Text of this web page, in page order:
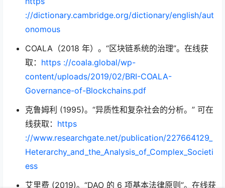
://dictionary.cambridge.org/dictionary/english/aut
onomous
COALA（2018 年）。“区块链系统的治理”。在线获
取： https ://coala.global/wp-
content/uploads/2019/02/BRI-COALA-
Governance-of-Blockchains.pdf
克鲁姆利 (1995)。“异质性和复杂社会的分析。” 可在
线获取： https
://www.researchgate.net/publication/227664129_
Heterarchy_and_the_Analysis_of_Complex_Societi
ess
艾里费 (2019)。“DAO 的 6 项基本法律原则”。在线获